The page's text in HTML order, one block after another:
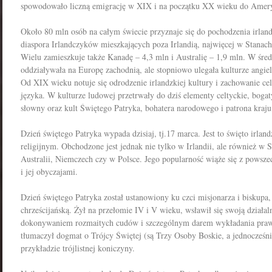
spowodowało liczną emigrację w XIX i na początku XX wieku do
Około 80 mln osób na całym świecie przyznaje się do pochodzenia
diaspora Irlandczyków mieszkających poza Irlandią, najwięcej w
Wielu zamieszkuje także Kanadę – 4,3 mln i Australię – 1,9 mln. W
oddziaływała na Europę zachodnią, ale stopniowo ulegała kulturze
Od XIX wieku notuje się odrodzenie irlandzkiej kultury i zachowanie
języka. W kulturze ludowej przetrwały do dziś elementy celtyckie,
słowny oraz kult Świętego Patryka, bohatera narodowego i patrona
Dzień świętego Patryka wypada dzisiaj, tj.17 marca. Jest to święto
religijnym. Obchodzone jest jednak nie tylko w Irlandii, ale również w
Australii, Niemczech czy w Polsce. Jego popularność wiąże się z
i jej obyczajami.
Dzień świętego Patryka został ustanowiony ku czci misjonarza i
chrześcijańską. Żył na przełomie IV i V wieku, wsławił się swoją
dokonywaniem rozmaitych cudów i szczególnym darem wykładania
tłumaczył dogmat o Trójcy Świętej (są Trzy Osoby Boskie, a
przykładzie trójlistnej koniczyny.